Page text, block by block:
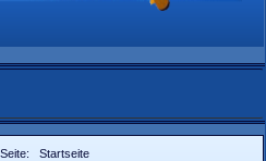
Startseite